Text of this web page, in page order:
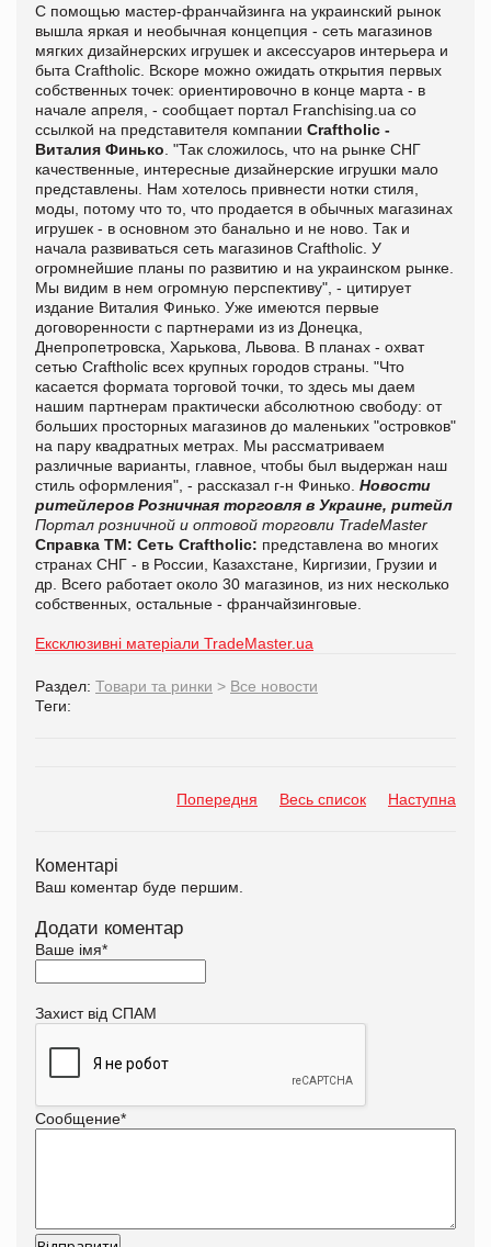
С помощью мастер-франчайзинга на украинский рынок
вышла яркая и необычная концепция - сеть магазинов
мягких дизайнерских игрушек и аксессуаров интерьера и
быта Craftholic. Вскоре можно ожидать открытия первых
собственных точек: ориентировочно в конце марта - в
начале апреля, - сообщает портал Franchising.ua со
ссылкой на представителя компании Craftholic -
Виталия Финько . "Так сложилось, что на рынке СНГ
качественные, интересные дизайнерские игрушки мало
представлены. Нам хотелось привнести нотки стиля,
моды, потому что то, что продается в обычных магазинах
игрушек - в основном это банально и не ново. Так и
начала развиваться сеть магазинов Craftholic. У
огромнейшие планы по развитию и на украинском рынке.
Мы видим в нем огромную перспективу", - цитирует
издание Виталия Финько. Уже имеются первые
договоренности с партнерами из из Донецка,
Днепропетровска, Харькова, Львова. В планах - охват
сетью Craftholic всех крупных городов страны. "Что
касается формата торговой точки, то здесь мы даем
нашим партнерам практически абсолютною свободу: от
больших просторных магазинов до маленьких "островков"
на пару квадратных метрах. Мы рассматриваем
различные варианты, главное, чтобы был выдержан наш
стиль оформления", - рассказал г-н Финько. Новости
ритейлеров Розничная торговля в Украине, ритейл
Портал розничной и оптовой торговли TradeMaster
Справка ТМ: Сеть Craftholic: представлена во многих
странах СНГ - в России, Казахстане, Киргизии, Грузии и
др. Всего работает около 30 магазинов, из них несколько
собственных, остальные - франчайзинговые.
Ексклюзивні матеріали TradeMaster.ua
Раздел: Товари та ринки > Все новости
Теги:
Попередня Весь список Наступна
Коментарі
Ваш коментар буде першим.
Додати коментар
Ваше імя*
Захист від СПАМ
Сообщение*